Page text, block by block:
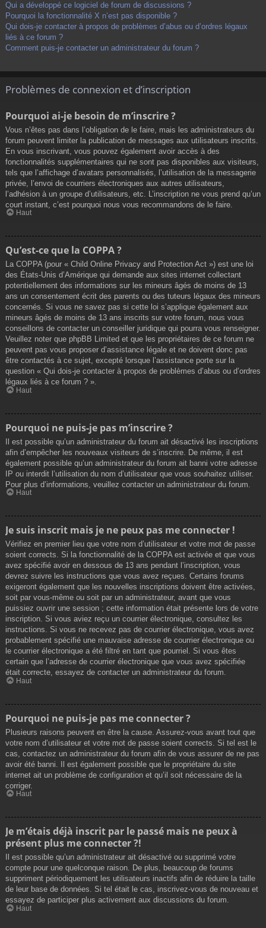
Qui a développé ce logiciel de forum de discussions ?
Pourquoi la fonctionnalité X n’est pas disponible ?
Qui dois-je contacter à propos de problèmes d’abus ou d’ordres légaux
liés à ce forum ?
Comment puis-je contacter un administrateur du forum ?
Problèmes de connexion et d’inscription
Pourquoi ai-je besoin de m’inscrire ?
Vous n’êtes pas dans l’obligation de le faire, mais les administrateurs du
forum peuvent limiter la publication de messages aux utilisateurs inscrits.
En vous inscrivant, vous pouvez également avoir accès à des
fonctionnalités supplémentaires qui ne sont pas disponibles aux visiteurs,
tels que l’affichage d’avatars personnalisés, l’utilisation de la messagerie
privée, l’envoi de courriers électroniques aux autres utilisateurs,
l’adhésion à un groupe d’utilisateurs, etc. L’inscription ne vous prend qu’un
court instant, c’est pourquoi nous vous recommandons de le faire.
Haut
Qu’est-ce que la COPPA ?
La COPPA (pour « Child Online Privacy and Protection Act ») est une loi
des États-Unis d’Amérique qui demande aux sites internet collectant
potentiellement des informations sur les mineurs âgés de moins de 13
ans un consentement écrit des parents ou des tuteurs légaux des mineurs
concernés. Si vous ne savez pas si cette loi s’applique également aux
mineurs âgés de moins de 13 ans inscrits sur votre forum, nous vous
conseillons de contacter un conseiller juridique qui pourra vous renseigner.
Veuillez noter que phpBB Limited et que les propriétaires de ce forum ne
peuvent pas vous proposer d’assistance légale et ne doivent donc pas
être contactés à ce sujet, excepté lorsque l’assistance porte sur la
question « Qui dois-je contacter à propos de problèmes d’abus ou d’ordres
légaux liés à ce forum ? ».
Haut
Pourquoi ne puis-je pas m’inscrire ?
Il est possible qu’un administrateur du forum ait désactivé les inscriptions
afin d’empêcher les nouveaux visiteurs de s’inscrire. De même, il est
également possible qu’un administrateur du forum ait banni votre adresse
IP ou interdit l’utilisation du nom d’utilisateur que vous souhaitez utiliser.
Pour plus d’informations, veuillez contacter un administrateur du forum.
Haut
Je suis inscrit mais je ne peux pas me connecter !
Vérifiez en premier lieu que votre nom d’utilisateur et votre mot de passe
soient corrects. Si la fonctionnalité de la COPPA est activée et que vous
avez spécifié avoir en dessous de 13 ans pendant l’inscription, vous
devrez suivre les instructions que vous avez reçues. Certains forums
exigeront également que les nouvelles inscriptions doivent être activées,
soit par vous-même ou soit par un administrateur, avant que vous
puissiez ouvrir une session ; cette information était présente lors de votre
inscription. Si vous aviez reçu un courrier électronique, consultez les
instructions. Si vous ne recevez pas de courrier électronique, vous avez
probablement spécifié une mauvaise adresse de courrier électronique ou
le courrier électronique a été filtré en tant que pourriel. Si vous êtes
certain que l’adresse de courrier électronique que vous avez spécifiée
était correcte, essayez de contacter un administrateur du forum.
Haut
Pourquoi ne puis-je pas me connecter ?
Plusieurs raisons peuvent en être la cause. Assurez-vous avant tout que
votre nom d’utilisateur et votre mot de passe soient corrects. Si tel est le
cas, contactez un administrateur du forum afin de vous assurer de ne pas
avoir été banni. Il est également possible que le propriétaire du site
internet ait un problème de configuration et qu’il soit nécessaire de la
corriger.
Haut
Je m’étais déjà inscrit par le passé mais ne peux à
présent plus me connecter ?!
Il est possible qu’un administrateur ait désactivé ou supprimé votre
compte pour une quelconque raison. De plus, beaucoup de forums
suppriment périodiquement les utilisateurs inactifs afin de réduire la taille
de leur base de données. Si tel était le cas, inscrivez-vous de nouveau et
essayez de participer plus activement aux discussions du forum.
Haut